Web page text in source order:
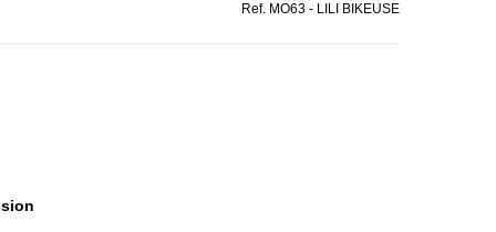
Ref. MO63 - LILI BIKEUSE